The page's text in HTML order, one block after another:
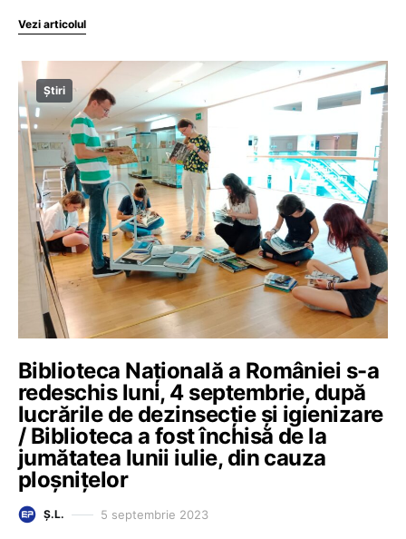
Vezi articolul
Știri
Biblioteca Națională a României s-a
redeschis luni, 4 septembrie, după
lucrările de dezinsecție și igienizare
/ Biblioteca a fost închisă de la
jumătatea lunii iulie, din cauza
ploșnițelor
Ș.L. 5 septembrie 2023